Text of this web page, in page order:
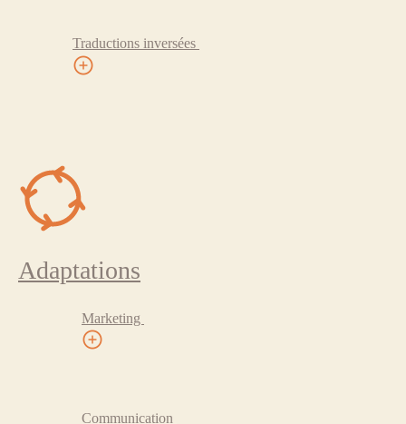
Traductions inversées
Adaptations
Marketing
Communication